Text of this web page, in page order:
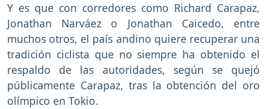
Y es que con corredores como Richard Carapaz,
Jonathan Narváez o Jonathan Caicedo, entre
muchos otros, el país andino quiere recuperar una
tradición ciclista que no siempre ha obtenido el
respaldo de las autoridades, según se quejó
públicamente Carapaz, tras la obtención del oro
olímpico en Tokio.